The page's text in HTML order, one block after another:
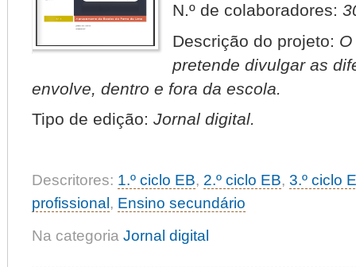
N.º de colaboradores:
Descrição do projeto:
pretende divulgar as
envolve, dentro e fora da escola.
Tipo de edição: Jornal digital.
Descritores: 1.º ciclo EB, 2.º ciclo EB, 3.º ciclo
profissional , Ensino secundário
Na categoria Jornal digital